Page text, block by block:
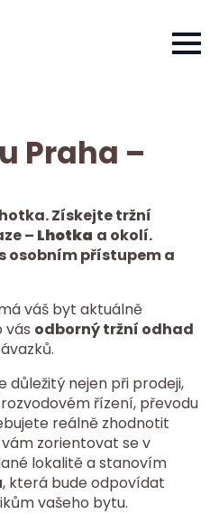
Praha –
Získejte tržní
– Lhotka a okolí.
osobním přístupem a
váš byt aktuálně
vás odborný tržní odhad
důležitý nejen při prodeji,
řízení, převodu
reálně zhodnotit
zorientovat se v
lokalitě a stanovím
, která bude odpovídat
vašeho bytu.